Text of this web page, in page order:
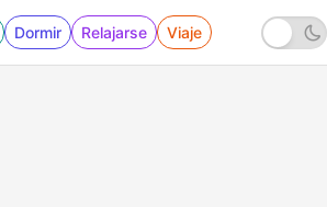
Dormir Relajarse Viaje